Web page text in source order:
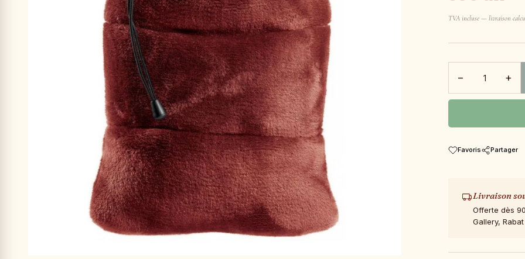
TVA incluse — livraison
− +
Favoris Partager
Livraison
Offerte dès
Gallery, Rabat